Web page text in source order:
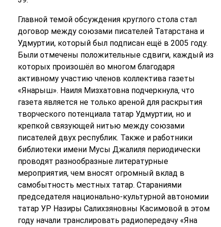
Главной темой обсуждения круглого стола стал
договор между союзами писателей Татарстана и
Удмуртии, который был подписан ещё в 2005 году.
Были отмечены положительные сдвиги, каждый из
которых произошёл во многом благодаря
активному участию членов коллектива газеты
«Янарыш». Наиля Мизхатовна подчеркнула, что
газета является не только ареной для раскрытия
творческого потенциала татар Удмуртии, но и
крепкой связующей нитью между союзами
писателей двух республик. Также и работники
библиотеки имени Мусы Джалиля периодически
проводят разнообразные литературные
мероприятия, чем вносят огромный вклад в
самобытность местных татар. Стараниями
председателя национально-культурной автономии
татар УР Назиры Салихзяновны Касимовой в этом
году начали транслировать радиопередачу «Яна